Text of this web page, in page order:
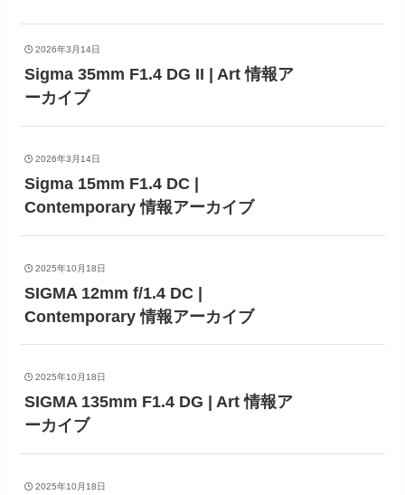
2026年3月14日
Sigma 35mm F1.4 DG II | Art 情報ア
ーカイブ
2026年3月14日
Sigma 15mm F1.4 DC |
Contemporary 情報アーカイブ
2025年10月18日
SIGMA 12mm f/1.4 DC |
Contemporary 情報アーカイブ
2025年10月18日
SIGMA 135mm F1.4 DG | Art 情報ア
ーカイブ
2025年10月18日